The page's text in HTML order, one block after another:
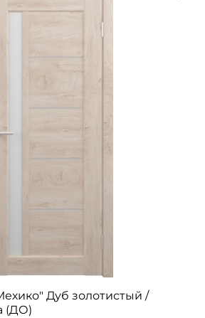
Дуб золотистый /
(ДО)